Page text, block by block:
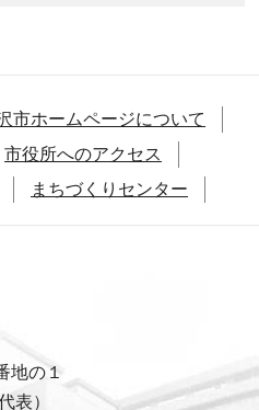
市ホームページについて
市役所へのアクセス
まちづくりセンター
地の１
表）